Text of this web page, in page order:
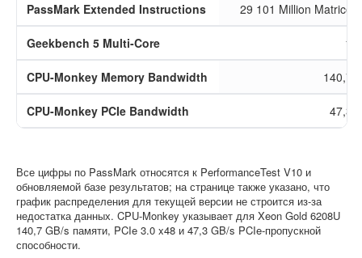
PassMark Extended Instructions 29 101 Million
Geekbench 5 Multi-Core 14
CPU-Monkey Memory Bandwidth 140,7
CPU-Monkey PCIe Bandwidth 47,3
Все цифры по PassMark относятся к PerformanceTest V10 и
обновляемой базе результатов; на странице также указано, что
график распределения для текущей версии не строится из-за
недостатка данных. CPU-Monkey указывает для Xeon Gold 6208U
140,7 GB/s памяти, PCIe 3.0 x48 и 47,3 GB/s PCIe-пропускной
способности.